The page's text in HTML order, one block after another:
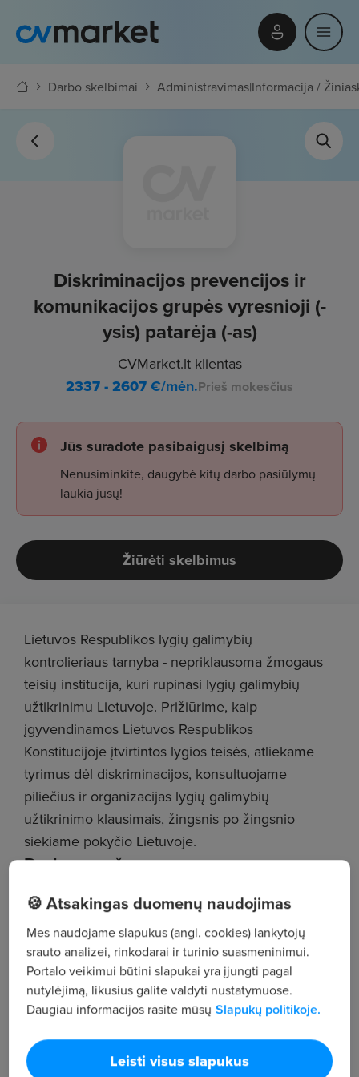
Darbo skelbimai Administravimas|Informacija /
Diskriminacijos prevencijos ir
komunikacijos grupės vyresnioji (-
ysis) patarėja (-as)
CVMarket.lt klientas
2337 - 2607€/mėn.Prieš mokesčius
Jūs suradote pasibaigusį skelbimą
Nenusiminkite, daugybė kitų darbo pasiūlymų
laukia jūsų!
Žiūrėti skelbimus
Lietuvos Respublikos lygių galimybių
kontrolieriaus tarnyba - nepriklausoma žmogaus
teisių institucija, kuri rūpinasi lygių galimybių
užtikrinimu Lietuvoje. Prižiūrime, kaip
įgyvendinamos Lietuvos Respublikos
Konstitucijoje įtvirtintos lygios teisės, atliekame
tyrimus dėl diskriminacijos, konsultuojame
piliečius ir organizacijas lygių galimybių
užtikrinimo klausimais, žingsnis po žingsnio
siekiame pokyčio Lietuvoje.
Darbo aprašymas
Šiuo metu ieškome Diskriminacijos prevencijos ir
komunikacijos grupės komandos vyresniojo (-
iosios) patarėjo (-os) ir tikimės, kad naujam (-ai)
kolegai (-ei) bus svarbu ne tik analizuoti
duomenis, bet ir matyti, kaip jie tampa pagrindu
sprendimams, stiprinantiems lygias galimybes ir
mažinantiems diskriminaciją Lietuvoje.
🍪 Atsakingas duomenų naudojimas
Mes naudojame slapukus (angl. cookies) lankytojų
srauto analizei, rinkodarai ir turinio suasmeninimui.
Portalo veikimui būtini slapukai yra įjungti pagal
nutylėjimą, likusius galite valdyti nustatymuose.
Daugiau informacijos rasite mūsų Slapukų politikoje.
Leisti visus slapukus